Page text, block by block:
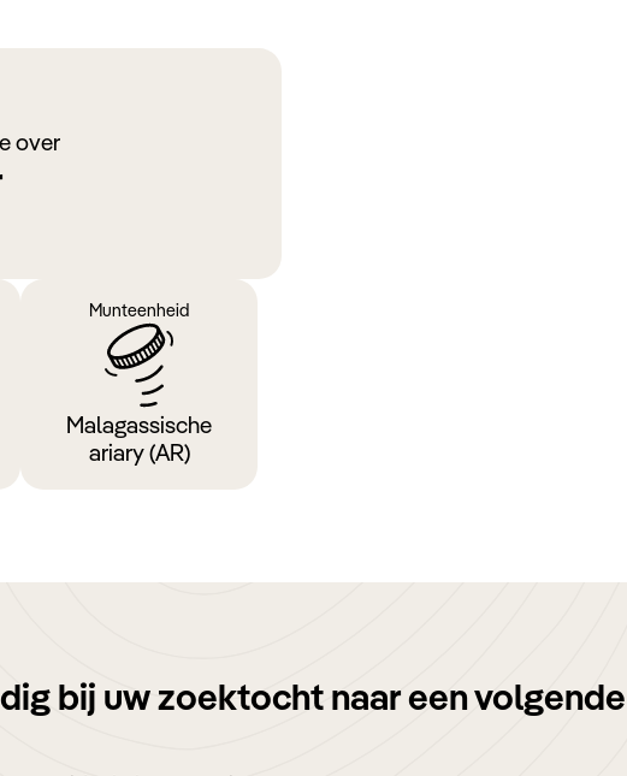
over
Munteenheid
Malagassische
ariary (AR)
bij uw zoektocht naar een volgende